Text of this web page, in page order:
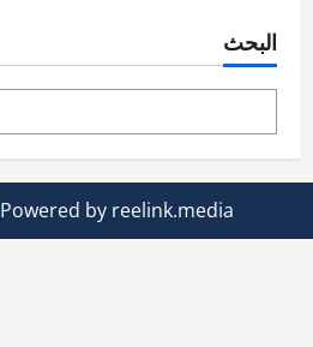
البحث
Powered by reelink.media